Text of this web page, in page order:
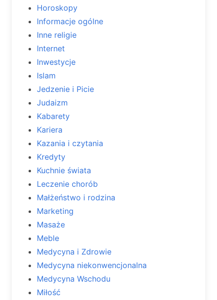
Horoskopy
Informacje ogólne
Inne religie
Internet
Inwestycje
Islam
Jedzenie i Picie
Judaizm
Kabarety
Kariera
Kazania i czytania
Kredyty
Kuchnie świata
Leczenie chorób
Małżeństwo i rodzina
Marketing
Masaże
Meble
Medycyna i Zdrowie
Medycyna niekonwencjonalna
Medycyna Wschodu
Miłość